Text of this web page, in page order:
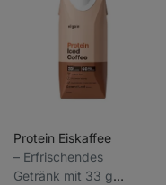
Protein Eiskaffee
⁠–⁠ Erfrischendes
Getränk mit 33 g